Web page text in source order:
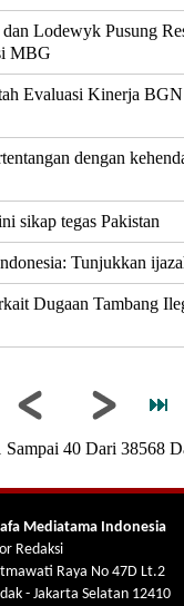
Lodewyk Pusung
MBG
Evaluasi Kinerja
dengan
sikap tegas Pakistan
Tunjukkan
Dugaan Tambang
Sampai 40 Dari 38568
Mediatama Indonesia
Redaksi
Raya No 47D Lt.2
- Jakarta Selatan 12410